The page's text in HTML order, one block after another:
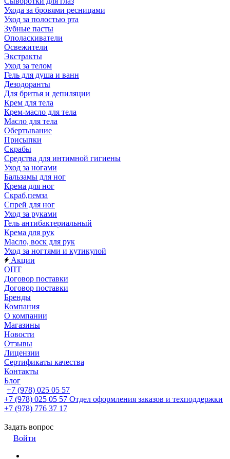
Ухода за бровями ресницами
Уход за полостью рта
Зубные пасты
Ополаскиватели
Освежители
Экстракты
Уход за телом
Гель для душа и ванн
Дезодоранты
Для бритья и депиляции
Крем для тела
Крем-масло для тела
Масло для тела
Обертывание
Присыпки
Скрабы
Средства для интимной гигиены
Уход за ногами
Бальзамы для ног
Крема для ног
Скраб,пемза
Спрей для ног
Уход за руками
Гель антибактериальный
Крема для рук
Масло, воск для рук
Уход за ногтями и кутикулой
Акции
ОПТ
Договор поставки
Договор поставки
Бренды
Компания
О компании
Магазины
Новости
Отзывы
Лицензии
Сертификаты качества
Контакты
Блог
+7 (978) 025 05 57
+7 (978) 025 05 57 Отдел оформления заказов и техподдержки
+7 (978) 776 37 17
Задать вопрос
Войти